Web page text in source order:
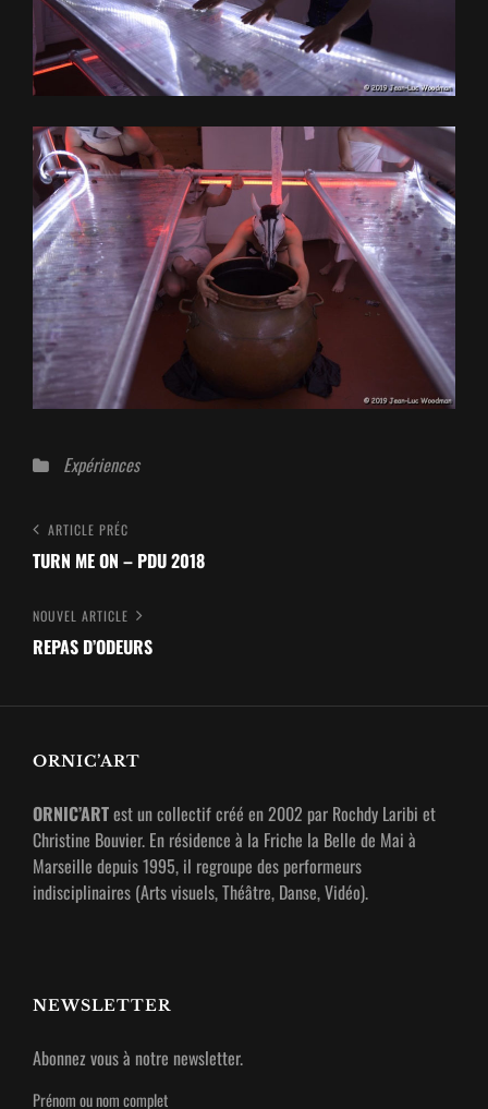
CatégoriesExpériences
Navigation
de
Article
Précédent
ARTICLE PRÉC
TURN ME ON – PDU 2018
Nouvel
article
NOUVEL ARTICLE
REPAS D’ODEURS
ORNIC’ART
ORNIC’ARTest un collectif créé en 2002 par Rochdy Laribi et
Christine Bouvier. En résidence à la Friche la Belle de Mai à
Marseille depuis 1995, il regroupe des performeurs
indisciplinaires (Arts visuels, Théâtre, Danse, Vidéo).
NEWSLETTER
Abonnez vous à notre newsletter.
Prénom ou nom complet